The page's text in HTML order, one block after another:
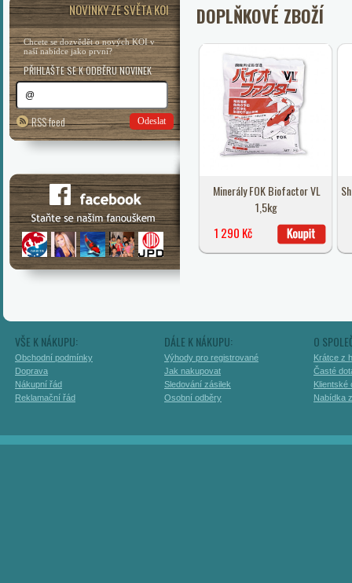
NOVINKY ZE SVĚTA KOI
Chcete se dozvědět o nových KOI v
naší nabídce jako první?
PŘIHLAŠTE SE K ODBĚRU NOVINEK
RSS feed Odeslat
DOPLŇKOVÉ ZBOŽÍ
Minerály FOK Biofactor VL
1,5kg
1 290 Kč
VŠE K NÁKUPU:
Obchodní podmínky
Doprava
Nákupní řád
Reklamační řád
DÁLE K NÁKUPU:
Výhody pro registrované
Jak nakupovat
Sledování zásilek
Osobní odběry
O
Krátce z
Časté
Klientské
Nabídka